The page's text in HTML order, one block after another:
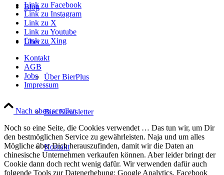
Blog
Über …
Über BierPlus
Bier Newsletter
Kontakt
Link zu Facebook
Link zu Instagram
Link zu X
Link zu Youtube
Link zu Xing
Kontakt
AGB
Jobs
Impressum
Nach oben scrollen
Noch so eine Seite, die Cookies verwendet … Das tun wir, um Dir
den bestmöglichen Service zu gewährleisten. Naja und um alles
Mögliche über Dich herauszufinden, damit wir die Daten an
chinesische Unternehmen verkaufen können. Aber leider bringt der
Cookie dann doch recht wenig dafür. Wir verwenden dafür auch
folgende Tools zur Datenerhebung: Google Analytics, Facebook